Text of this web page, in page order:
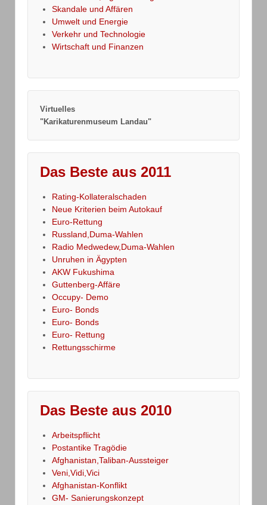
Skandale und Affären
Umwelt und Energie
Verkehr und Technologie
Wirtschaft und Finanzen
Virtuelles
"Karikaturenmuseum Landau"
Das Beste aus 2011
Rating-Kollateralschaden
Neue Kriterien beim Autokauf
Euro-Rettung
Russland,Duma-Wahlen
Radio Medwedew,Duma-Wahlen
Unruhen in Ägypten
AKW Fukushima
Guttenberg-Affäre
Occupy- Demo
Euro- Bonds
Euro- Bonds
Euro- Rettung
Rettungsschirme
Das Beste aus 2010
Arbeitspflicht
Postantike Tragödie
Afghanistan,Taliban-Aussteiger
Veni,Vidi,Vici
Afghanistan-Konflikt
GM- Sanierungskonzept